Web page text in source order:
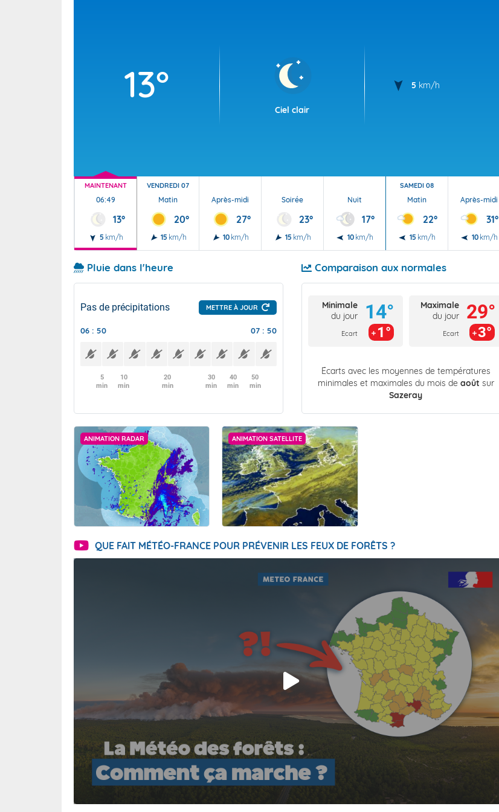
13°
Ciel clair
5 km/h
MAINTENANT
06:49
13°
5 km/h
VENDREDI 07
Matin
20°
15 km/h
Après-midi
27°
10 km/h
Soirée
23°
15 km/h
Nuit
17°
10 km/h
SAMEDI 08
Matin
22°
15 km/h
Après-midi
31°
10 km/h
Pluie dans l'heure
Pas de précipitations METTRE À JOUR
06 : 50 07 : 50
5
min
10
min
20
min
30
min
40
min
50
min
Comparaison aux normales
Minimale
du jour
Ecart
14°
1°
Maximale
du jour
Ecart
29°
3°
Écarts avec les moyennes de températures
minimales et maximales du mois de août sur
Sazeray
ANIMATION RADAR ANIMATION SATELLITE
QUE FAIT MÉTÉO-FRANCE POUR PRÉVENIR LES FEUX DE FORÊTS ?